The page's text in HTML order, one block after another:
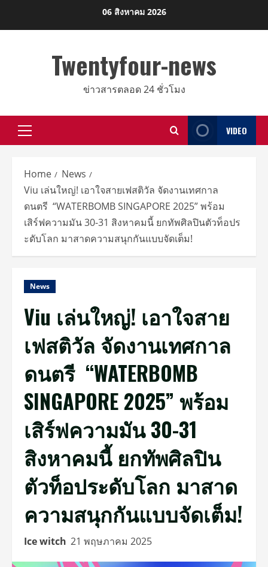
06 สิงหาคม 2026
Twentyfour-news
ข่าวสารตลอด 24 ชั่วโมง
Primary
VIDEO
Home
News
Viu เล่นใหญ่! เอาใจสายเฟสติวัล จัดงานเทศกาล
ดนตรี “WATERBOMB SINGAPORE 2025” พร้อม
เสิร์ฟความมัน 30-31 สิงหาคมนี้ ยกทัพศิลปินตัวท็อปร
ะดับโลก มาสาดความสนุกกันแบบจัดเต็ม!
News
Viu เล่นใหญ่! เอาใจสาย
เฟสติวัล จัดงานเทศกาล
ดนตรี “WATERBOMB
SINGAPORE 2025” พร้อม
เสิร์ฟความมัน 30-31
สิงหาคมนี้ ยกทัพศิลปิน
ตัวท็อประดับโลก มาสาด
ความสนุกกันแบบจัดเต็ม!
Ice witch 21 พฤษภาคม 2025